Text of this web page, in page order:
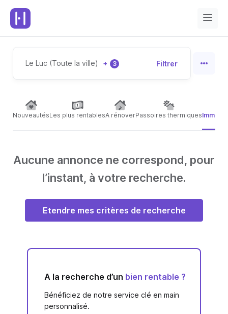
Le Luc (Toute la ville) + 3 Filtrer
NouveautésLes plus rentablesA rénoverPassoires thermiques
Aucune annonce ne correspond, pour
l’instant, à votre recherche.
Etendre mes critères de recherche
A la recherche d’un bien rentable ?
Bénéficiez de notre service clé en main
personnalisé.